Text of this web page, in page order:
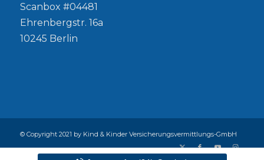
Scanbox #04481
Ehrenbergstr. 16a
10245 Berlin
© Copyright 2021 by Kind & Kinder Versicherungsvermittlungs-GmbH